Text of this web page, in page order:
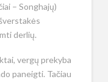
– Songhajų)
derlių.
vergų prekyba
paneigti. Tačiau